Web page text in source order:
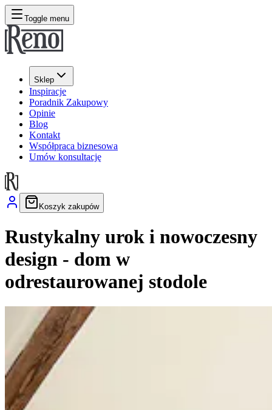
Toggle menu
Sklep
Inspiracje
Poradnik Zakupowy
Opinie
Blog
Kontakt
Współpraca biznesowa
Umów konsultację
Koszyk zakupów
Rustykalny urok i nowoczesny
design - dom w
odrestaurowanej stodole